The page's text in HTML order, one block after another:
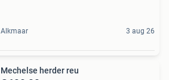
Alkmaar 3 aug 26
Mechelse herder reu